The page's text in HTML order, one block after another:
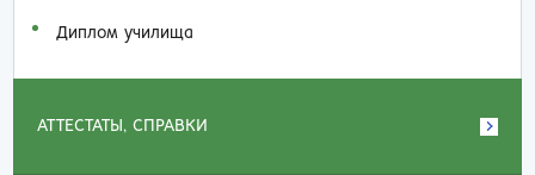
Диплом училища
АТТЕСТАТЫ, СПРАВКИ